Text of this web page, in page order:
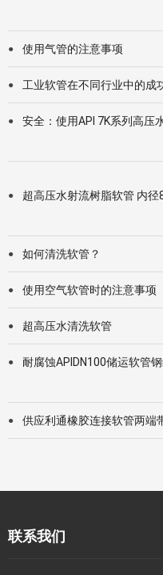
● 使用气管的注意事项
● 工业软管在不同行业中的成
●
安全：使用API 7K系列高压
●
超高压水射流树脂软管 内
● 如何清洗软管？
● 使用空气软管时的注意事项
● 超高压水清洗软管
●
耐腐蚀APIDN100储运软管
● 供应利通橡胶连接软管两端
联系我们